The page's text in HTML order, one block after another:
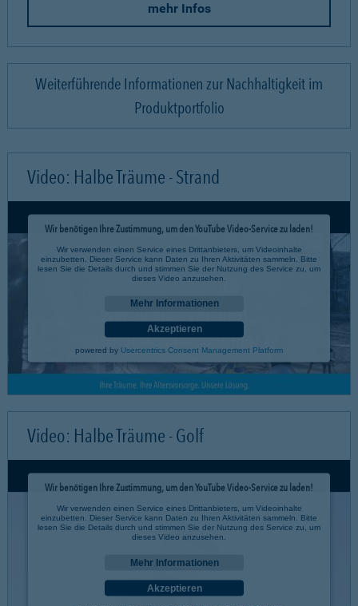
mehr Infos
Weiterführende Informationen zur Nachhaltigkeit im
Produktportfolio
Video: Halbe Träume - Strand
Wir benötigen Ihre Zustimmung, um den YouTube Video-Service zu laden!
Wir verwenden einen Service eines Drittanbieters, um Videoinhalte
einzubetten. Dieser Service kann Daten zu Ihren Aktivitäten sammeln. Bitte
lesen Sie die Details durch und stimmen Sie der Nutzung des Service zu, um
dieses Video anzusehen.
Mehr Informationen
Akzeptieren
powered by Usercentrics Consent Management Platform
Video: Halbe Träume - Golf
Wir benötigen Ihre Zustimmung, um den YouTube Video-Service zu laden!
Wir verwenden einen Service eines Drittanbieters, um Videoinhalte
einzubetten. Dieser Service kann Daten zu Ihren Aktivitäten sammeln. Bitte
lesen Sie die Details durch und stimmen Sie der Nutzung des Service zu, um
dieses Video anzusehen.
Mehr Informationen
Akzeptieren